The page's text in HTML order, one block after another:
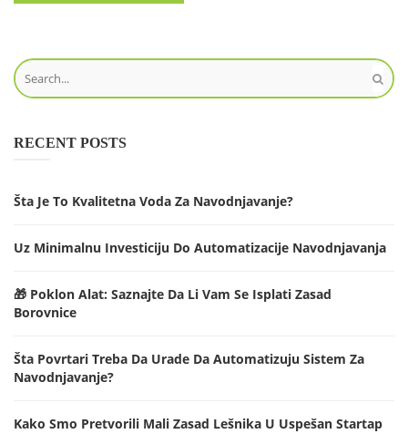
RECENT POSTS
Šta Je To Kvalitetna Voda Za Navodnjavanje?
Uz Minimalnu Investiciju Do Automatizacije Navodnjavanja
🎁 Poklon Alat: Saznajte Da Li Vam Se Isplati Zasad
Borovnice
Šta Povrtari Treba Da Urade Da Automatizuju Sistem Za
Navodnjavanje?
Kako Smo Pretvorili Mali Zasad Lešnika U Uspešan Startap